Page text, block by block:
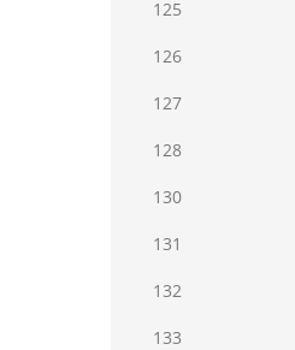
125
126
127
128
130
131
132
133